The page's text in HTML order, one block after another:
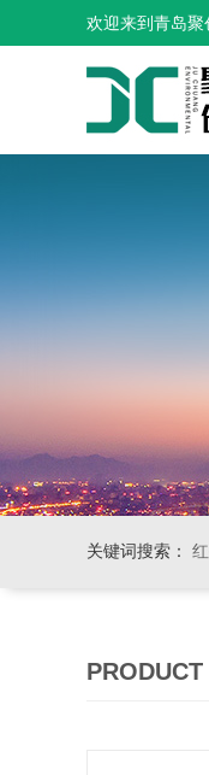
欢迎来到青岛聚
关键词搜索：